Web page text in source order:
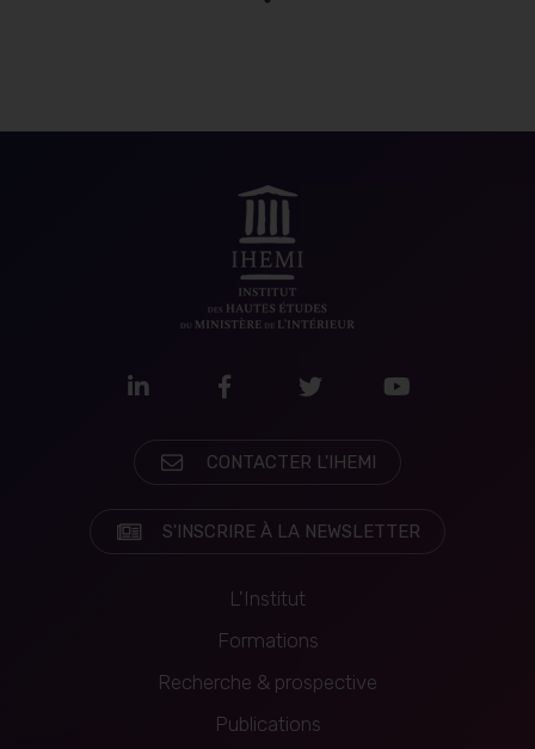
LinkedInFacebookTwitterYoutube
CONTACTER L'IHEMI
S'INSCRIRE À LA NEWSLETTER
Navigation
L'Institut
Formations
Recherche & prospective
Publications